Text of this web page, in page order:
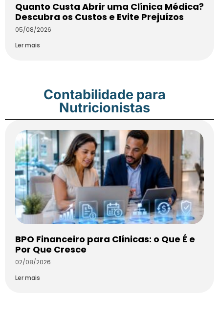
Quanto Custa Abrir uma Clínica Médica?
Descubra os Custos e Evite Prejuízos
05/08/2026
Ler mais
Contabilidade para
Nutricionistas
BPO Financeiro para Clínicas: o Que É e
Por Que Cresce
02/08/2026
Ler mais